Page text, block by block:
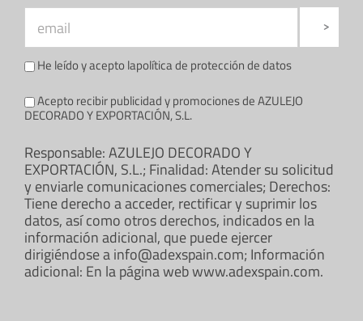
He leído y acepto lapolítica de protección de datos
Acepto recibir publicidad y promociones de AZULEJO
DECORADO Y EXPORTACIÓN, S.L.
Responsable: AZULEJO DECORADO Y
EXPORTACIÓN, S.L.; Finalidad: Atender su solicitud
y enviarle comunicaciones comerciales; Derechos:
Tiene derecho a acceder, rectificar y suprimir los
datos, así como otros derechos, indicados en la
información adicional, que puede ejercer
dirigiéndose a info@adexspain.com; Información
adicional: En la página web www.adexspain.com.